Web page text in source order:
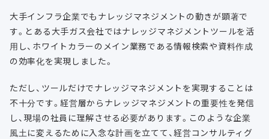
大手インフラ企業でもナレッジマネジメントの動きが顕著で
す。とある大手ガス会社ではナレッジマネジメントツールを活
用し、ホワイトカラーのメイン業務である情報検索や資料作成
の効率化を実現しました。
ただし、ツールだけでナレッジマネジメントを実現することは
不十分です。経営層からナレッジマネジメントの重要性を発信
し、現場の社員に理解させる必要があります。このような企業
風土に変えるために入念な計画を立てて、経営コンサルティグ